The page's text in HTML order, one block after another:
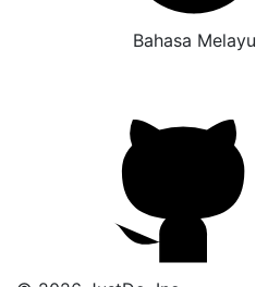
Bahasa Melayu